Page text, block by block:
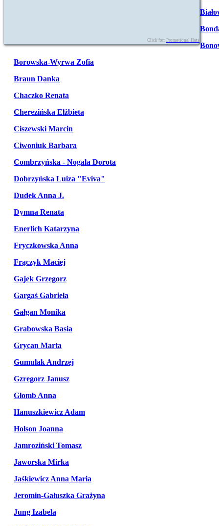
Click for: Promotional Hats
Borowska-Wyrwa Zofia
Braun Danka
Chaczko Renata
Cherezińska Elżbieta
Ciszewski Marcin
Ciwoniuk Barbara
Combrzyńska - Nogala Dorota
Dobrzyńska Luiza "Eviva"
Dudek Anna J.
Dymna Renata
Enerlich Katarzyna
Fryczkowska Anna
Frączyk Maciej
Gajek Grzegorz
Gargaś Gabriela
Gałgan Monika
Grabowska Basia
Grycan Marta
Gumulak Andrzej
Gzregorz Janusz
Głomb Anna
Hanuszkiewicz Adam
Holson Joanna
Jamroziński Tomasz
Jaworska Mirka
Jaśkiewicz Anna Maria
Jeromin-Gałuszka Grażyna
Jung Izabela